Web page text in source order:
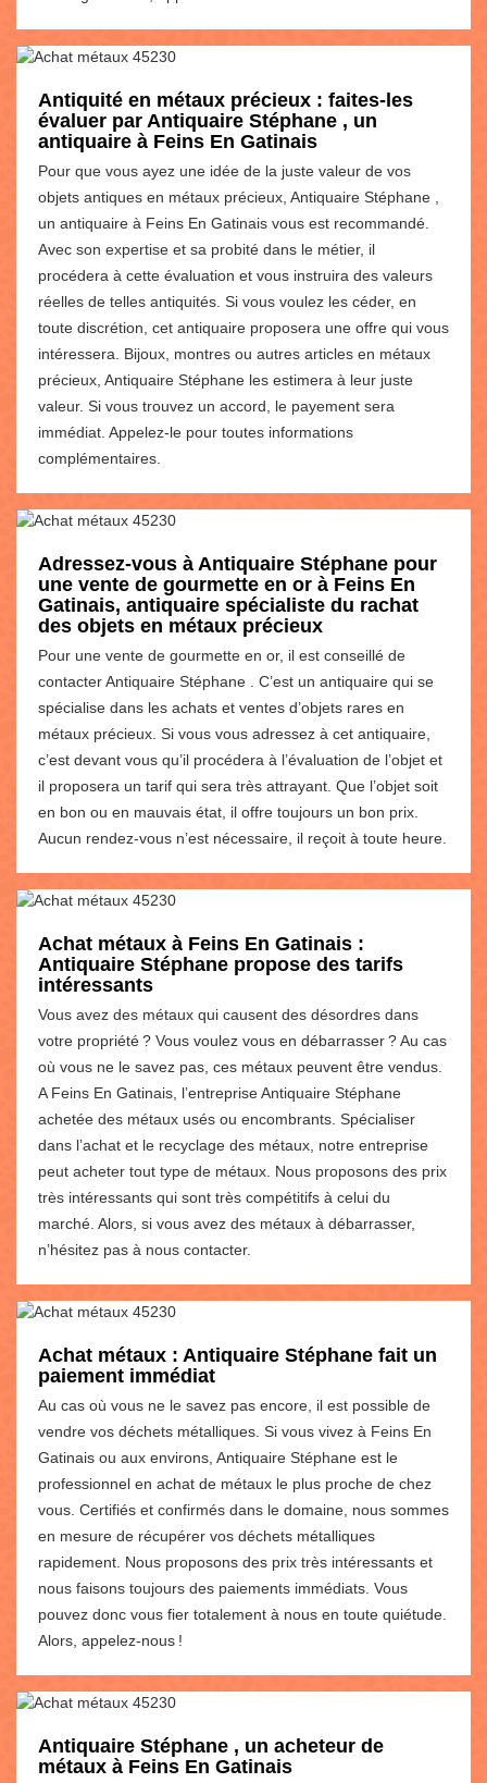
Antiquité en métaux précieux : faites-les
évaluer par Antiquaire Stéphane , un
antiquaire à Feins En Gatinais
Pour que vous ayez une idée de la juste valeur de vos
objets antiques en métaux précieux, Antiquaire Stéphane ,
un antiquaire à Feins En Gatinais vous est recommandé.
Avec son expertise et sa probité dans le métier, il
procédera à cette évaluation et vous instruira des valeurs
réelles de telles antiquités. Si vous voulez les céder, en
toute discrétion, cet antiquaire proposera une offre qui vous
intéressera. Bijoux, montres ou autres articles en métaux
précieux, Antiquaire Stéphane les estimera à leur juste
valeur. Si vous trouvez un accord, le payement sera
immédiat. Appelez-le pour toutes informations
complémentaires.
Adressez-vous à Antiquaire Stéphane pour
une vente de gourmette en or à Feins En
Gatinais, antiquaire spécialiste du rachat
des objets en métaux précieux
Pour une vente de gourmette en or, il est conseillé de
contacter Antiquaire Stéphane . C’est un antiquaire qui se
spécialise dans les achats et ventes d’objets rares en
métaux précieux. Si vous vous adressez à cet antiquaire,
c’est devant vous qu’il procédera à l’évaluation de l’objet et
il proposera un tarif qui sera très attrayant. Que l’objet soit
en bon ou en mauvais état, il offre toujours un bon prix.
Aucun rendez-vous n’est nécessaire, il reçoit à toute heure.
Achat métaux à Feins En Gatinais :
Antiquaire Stéphane propose des tarifs
intéressants
Vous avez des métaux qui causent des désordres dans
votre propriété ? Vous voulez vous en débarrasser ? Au cas
où vous ne le savez pas, ces métaux peuvent être vendus.
A Feins En Gatinais, l’entreprise Antiquaire Stéphane
achetée des métaux usés ou encombrants. Spécialiser
dans l’achat et le recyclage des métaux, notre entreprise
peut acheter tout type de métaux. Nous proposons des prix
très intéressants qui sont très compétitifs à celui du
marché. Alors, si vous avez des métaux à débarrasser,
n’hésitez pas à nous contacter.
Achat métaux : Antiquaire Stéphane fait un
paiement immédiat
Au cas où vous ne le savez pas encore, il est possible de
vendre vos déchets métalliques. Si vous vivez à Feins En
Gatinais ou aux environs, Antiquaire Stéphane est le
professionnel en achat de métaux le plus proche de chez
vous. Certifiés et confirmés dans le domaine, nous sommes
en mesure de récupérer vos déchets métalliques
rapidement. Nous proposons des prix très intéressants et
nous faisons toujours des paiements immédiats. Vous
pouvez donc vous fier totalement à nous en toute quiétude.
Alors, appelez-nous !
Antiquaire Stéphane , un acheteur de
métaux à Feins En Gatinais